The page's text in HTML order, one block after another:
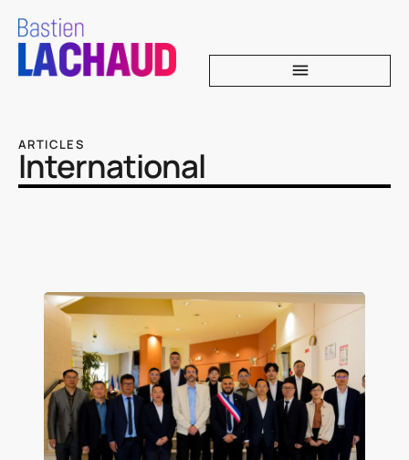
ARTICLES
International